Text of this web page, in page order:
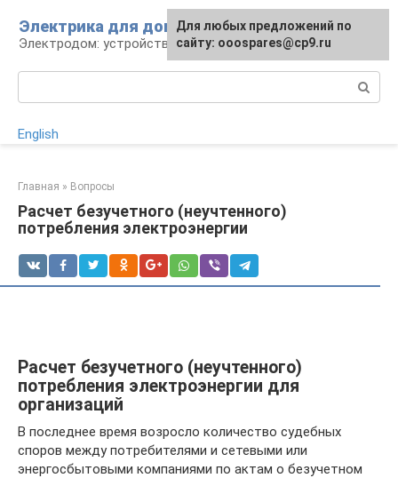
контенту
Электрика для дома
Электродом: устройства, кабели, ремонт
English
Главная » Вопросы
Расчет безучетного (неучтенного)
потребления электроэнергии
Расчет безучетного (неучтенного)
потребления электроэнергии для
организаций
В последнее время возросло количество судебных
споров между потребителями и сетевыми или
энергосбытовыми компаниями по актам о безучетном
Для любых предложений по
сайту: ooospares@cp9.ru